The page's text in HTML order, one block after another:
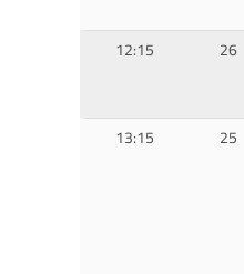
12:15 26
13:15 25